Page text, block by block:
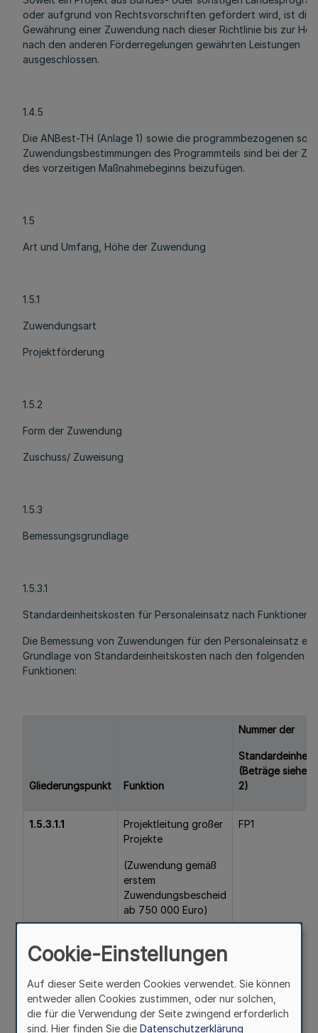
oder aufgrund von Rechtsvorschriften gefördert wird, ist die
Gewährung einer Zuwendung nach dieser Richtlinie bis zur
nach den anderen Förderregelungen gewährten Leistungen
ausgeschlossen.
1.4.5
Die ANBest-TH (Anlage 1) sowie die programmbezogenen
Zuwendungsbestimmungen des Programmteils sind bei der
des vorzeitigen Maßnahmebeginns beizufügen.
1.5
Art und Umfang, Höhe der Zuwendung
1.5.1
Zuwendungsart
Projektförderung
1.5.2
Form der Zuwendung
Zuschuss/ Zuweisung
1.5.3
Bemessungsgrundlage
1.5.3.1
Standardeinheitskosten für Personaleinsatz nach Funktionen
Die Bemessung von Zuwendungen für den Personaleinsatz
Grundlage von Standardeinheitskosten nach den folgenden
Funktionen:
Gliederungspunkt Funktion
Nummer der
(Beträge siehe
2)
1.5.3.1.1
Projektleitung großer
Projekte
(Zuwendung gemäß
erstem
Zuwendungsbescheid
ab 750 000 Euro)
FP1
1.5.3.1.2
Projektleitung kleiner
und mittlerer Projekte
(Zuwendung gemäß
erstem
Zuwendungsbescheid
Cookie-Einstellungen
Auf dieser Seite werden Cookies verwendet. Sie können
entweder allen Cookies zustimmen, oder nur solchen,
die für die Verwendung der Seite zwingend erforderlich
sind. Hier finden Sie die Datenschutzerklärung